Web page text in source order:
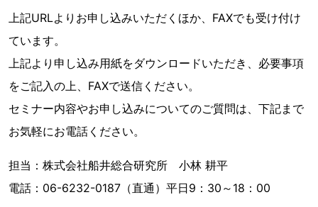
上記URLよりお申し込みいただくほか、FAXでも受け付け
ています。
上記より申し込み用紙をダウンロードいただき、必要事項
をご記入の上、FAXで送信ください。
セミナー内容やお申し込みについてのご質問は、下記まで
お気軽にお電話ください。
担当：株式会社船井総合研究所 小林 耕平
電話：06-6232-0187（直通）平日9：30～18：00